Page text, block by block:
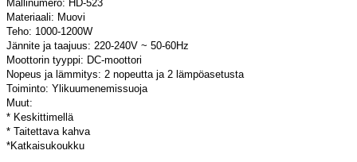
Mallinumero: HD-523
Materiaali: Muovi
Teho: 1000-1200W
Jännite ja taajuus: 220-240V ~ 50-60Hz
Moottorin tyyppi: DC-moottori
Nopeus ja lämmitys: 2 nopeutta ja 2 lämpöasetusta
Toiminto: Ylikuumenemissuoja
Muut:
* Keskittimellä
* Taitettava kahva
*Katkaisukoukku